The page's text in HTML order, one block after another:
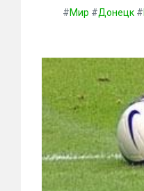
#Мир #Донецк #